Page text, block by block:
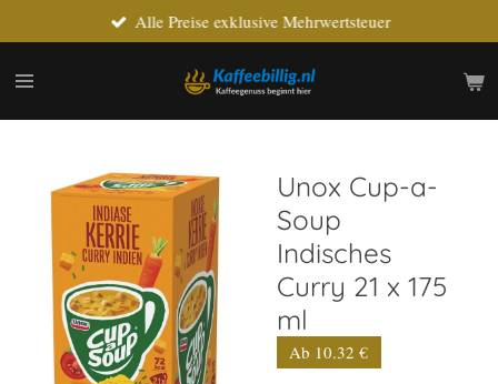
Hauptinhalt
springen
Alle Preise exklusive Mehrwertsteuer
Unox Cup-a-
Soup
Indisches
Curry 21 x 175
ml
Ab 10.32 €